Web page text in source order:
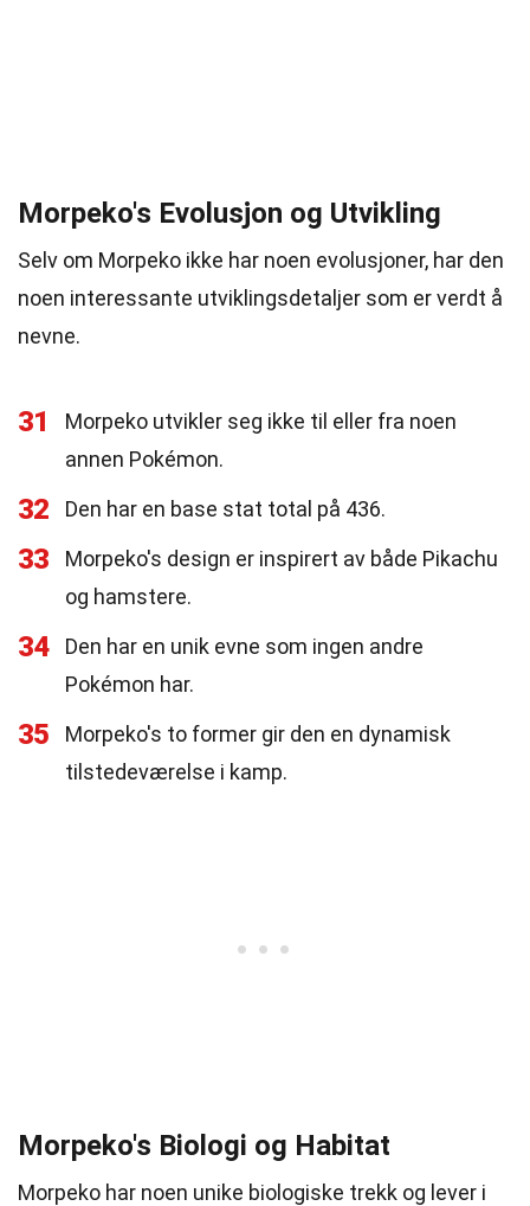
Morpeko's Evolusjon og Utvikling
Selv om Morpeko ikke har noen evolusjoner, har den
noen interessante utviklingsdetaljer som er verdt å
nevne.
31
Morpeko utvikler seg ikke til eller fra noen
annen Pokémon.
32 Den har en base stat total på 436.
33
Morpeko's design er inspirert av både Pikachu
og hamstere.
34
Den har en unik evne som ingen andre
Pokémon har.
35
Morpeko's to former gir den en dynamisk
tilstedeværelse i kamp.
Morpeko's Biologi og Habitat
Morpeko har noen unike biologiske trekk og lever i